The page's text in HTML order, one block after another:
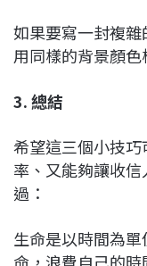
如果要寫一封複雜
用同樣的背景顏色
3. 總結
希望這三個小技
率、又能夠讓收
過：
生命是以時間為